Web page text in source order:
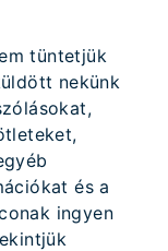
tüntetjük
nekünk
és a
ingyen